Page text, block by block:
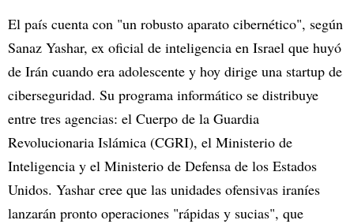
El país cuenta con "un robusto aparato cibernético", según
Sanaz Yashar, ex oficial de inteligencia en Israel que huyó
de Irán cuando era adolescente y hoy dirige una startup de
ciberseguridad. Su programa informático se distribuye
entre tres agencias: el Cuerpo de la Guardia
Revolucionaria Islámica (CGRI), el Ministerio de
Inteligencia y el Ministerio de Defensa de los Estados
Unidos. Yashar cree que las unidades ofensivas iraníes
lanzarán pronto operaciones "rápidas y sucias", que